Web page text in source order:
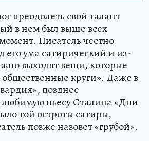
преодолеть свой талант
в нем был выше всех
Писатель честно
его ума сатирический и из-
выходят вещи, которые
общественные круги». Даже в
позднее
пьесу Сталина «Дни
той остроты сатиры,
позже назовет «грубой».